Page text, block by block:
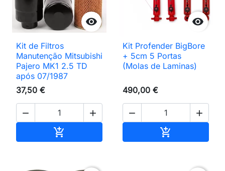

Kit de Filtros
Manutenção Mitsubishi
Pajero MK1 2.5 TD
após 07/1987
37,50 €
 


Kit Profender BigBore
+ 5cm 5 Portas
(Molas de Laminas)
490,00 €
 
